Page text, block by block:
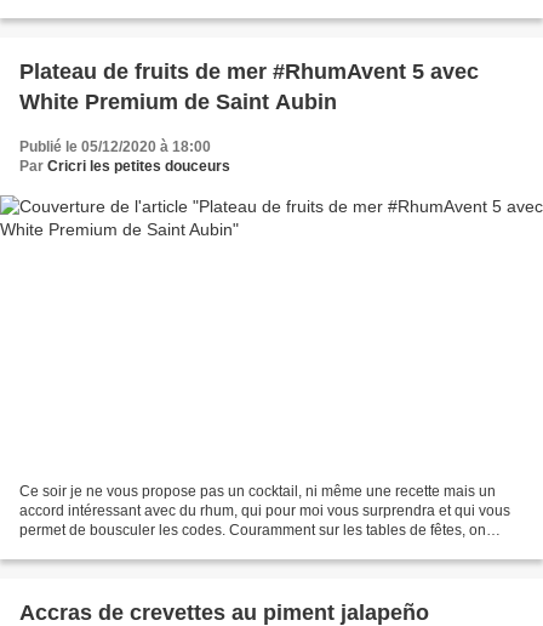
Plateau de fruits de mer #RhumAvent 5 avec
White Premium de Saint Aubin
Publié le 05/12/2020 à 18:00
Par Cricri les petites douceurs
Ce soir je ne vous propose pas un cocktail, ni même une recette mais un
accord intéressant avec du rhum, qui pour moi vous surprendra et qui vous
permet de bousculer les codes. Couramment sur les tables de fêtes, on
Accras de crevettes au piment jalapeño